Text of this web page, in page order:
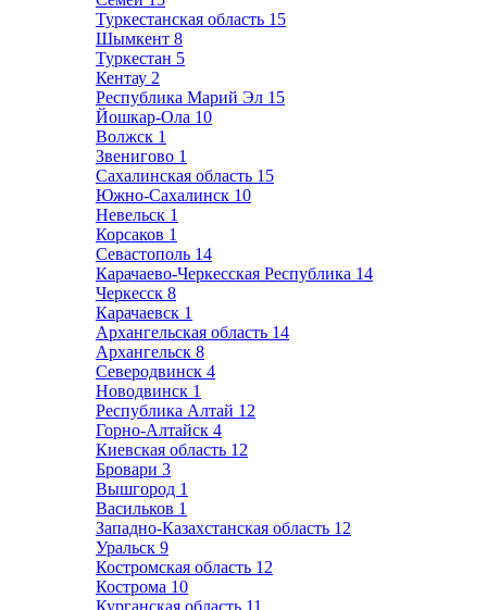
Туркестанская область 15
Шымкент 8
Туркестан 5
Кентау 2
Республика Марий Эл 15
Йошкар-Ола 10
Волжск 1
Звенигово 1
Сахалинская область 15
Южно-Сахалинск 10
Невельск 1
Корсаков 1
Севастополь 14
Карачаево-Черкесская Республика 14
Черкесск 8
Карачаевск 1
Архангельская область 14
Архангельск 8
Северодвинск 4
Новодвинск 1
Республика Алтай 12
Горно-Алтайск 4
Киевская область 12
Бровари 3
Вышгород 1
Васильков 1
Западно-Казахстанская область 12
Уральск 9
Костромская область 12
Кострома 10
Курганская область 11